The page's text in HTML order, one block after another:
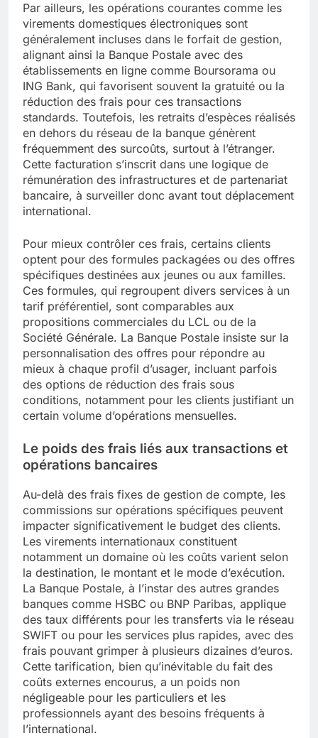
Par ailleurs, les opérations courantes comme les
virements domestiques électroniques sont
généralement incluses dans le forfait de gestion,
alignant ainsi la Banque Postale avec des
établissements en ligne comme Boursorama ou
ING Bank, qui favorisent souvent la gratuité ou la
réduction des frais pour ces transactions
standards. Toutefois, les retraits d’espèces réalisés
en dehors du réseau de la banque génèrent
fréquemment des surcoûts, surtout à l’étranger.
Cette facturation s’inscrit dans une logique de
rémunération des infrastructures et de partenariat
bancaire, à surveiller donc avant tout déplacement
international.
Pour mieux contrôler ces frais, certains clients
optent pour des formules packagées ou des offres
spécifiques destinées aux jeunes ou aux familles.
Ces formules, qui regroupent divers services à un
tarif préférentiel, sont comparables aux
propositions commerciales du LCL ou de la
Société Générale. La Banque Postale insiste sur la
personnalisation des offres pour répondre au
mieux à chaque profil d’usager, incluant parfois
des options de réduction des frais sous
conditions, notamment pour les clients justifiant un
certain volume d’opérations mensuelles.
Le poids des frais liés aux transactions et
opérations bancaires
Au-delà des frais fixes de gestion de compte, les
commissions sur opérations spécifiques peuvent
impacter significativement le budget des clients.
Les virements internationaux constituent
notamment un domaine où les coûts varient selon
la destination, le montant et le mode d’exécution.
La Banque Postale, à l’instar des autres grandes
banques comme HSBC ou BNP Paribas, applique
des taux différents pour les transferts via le réseau
SWIFT ou pour les services plus rapides, avec des
frais pouvant grimper à plusieurs dizaines d’euros.
Cette tarification, bien qu’inévitable du fait des
coûts externes encourus, a un poids non
négligeable pour les particuliers et les
professionnels ayant des besoins fréquents à
l’international.